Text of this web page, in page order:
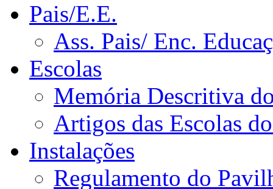
Pais/E.E.
Ass. Pais/ Enc.
Escolas
Memória Descritiva
Artigos das Escolas
Instalações
Regulamento do